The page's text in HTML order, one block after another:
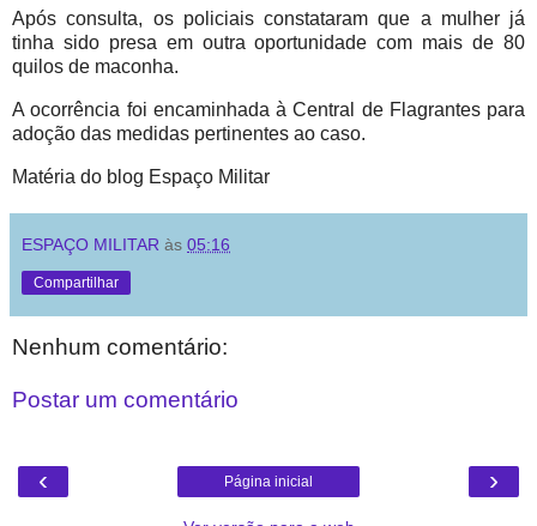
Após consulta, os policiais constataram que a mulher já
tinha sido presa em outra oportunidade com mais de 80
quilos de maconha.
A ocorrência foi encaminhada à Central de Flagrantes para
adoção das medidas pertinentes ao caso.
Matéria do blog Espaço Militar
ESPAÇO MILITAR às 05:16
Compartilhar
Nenhum comentário:
Postar um comentário
‹ ›
Página inicial